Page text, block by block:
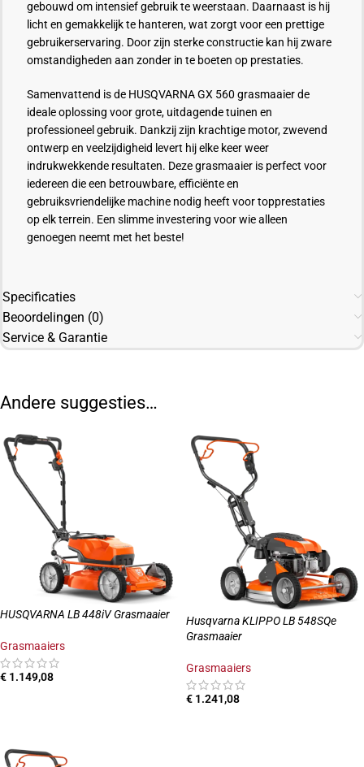
gebouwd om intensief gebruik te weerstaan. Daarnaast is hij
licht en gemakkelijk te hanteren, wat zorgt voor een prettige
gebruikerservaring. Door zijn sterke constructie kan hij zware
omstandigheden aan zonder in te boeten op prestaties.
Samenvattend is de HUSQVARNA GX 560 grasmaaier de
ideale oplossing voor grote, uitdagende tuinen en
professioneel gebruik. Dankzij zijn krachtige motor, zwevend
ontwerp en veelzijdigheid levert hij elke keer weer
indrukwekkende resultaten. Deze grasmaaier is perfect voor
iedereen die een betrouwbare, efficiënte en
gebruiksvriendelijke machine nodig heeft voor topprestaties
op elk terrein. Een slimme investering voor wie alleen
genoegen neemt met het beste!
Specificaties
Beoordelingen (0)
Service & Garantie
Andere suggesties…
HUSQVARNA LB 448iV Grasmaaier
Grasmaaiers
€ 1.149,08
Husqvarna KLIPPO LB 548SQe
Grasmaaier
Grasmaaiers
€ 1.241,08